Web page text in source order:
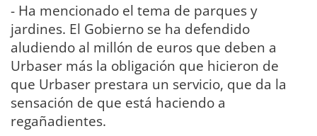
- Ha mencionado el tema de parques y
jardines. El Gobierno se ha defendido
aludiendo al millón de euros que deben a
Urbaser más la obligación que hicieron de
que Urbaser prestara un servicio, que da la
sensación de que está haciendo a
regañadientes.